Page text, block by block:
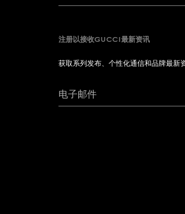
注册以接收GUCCI最新资讯
获取系列发布、个性化通信和品牌最新
电子邮件